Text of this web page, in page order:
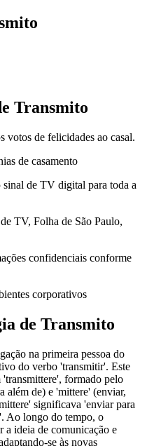
Transmito
votos de felicidades ao casal.
de casamento
sinal de TV digital para toda a
TV, Folha de São Paulo,
confidenciais conforme
corporativos
de Transmito
na primeira pessoa do
do verbo 'transmitir'. Este
formado pelo
além de) e 'mittere' (enviar,
significava 'enviar para
Ao longo do tempo, o
ideia de comunicação e
se às novas